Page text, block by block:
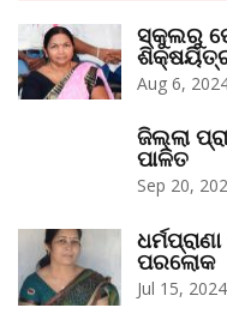
ସ୍କୁଲରୁ
Aug 6,
ଜିଲ୍ଲା
ପାଳିତ
Sep 20,
ପରଲୋକ
Jul 15,